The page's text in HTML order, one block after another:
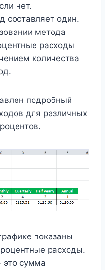
нет.
составляет один.
метода
расходы
количества
подробный
для различных
показаны
расходы.
сумма